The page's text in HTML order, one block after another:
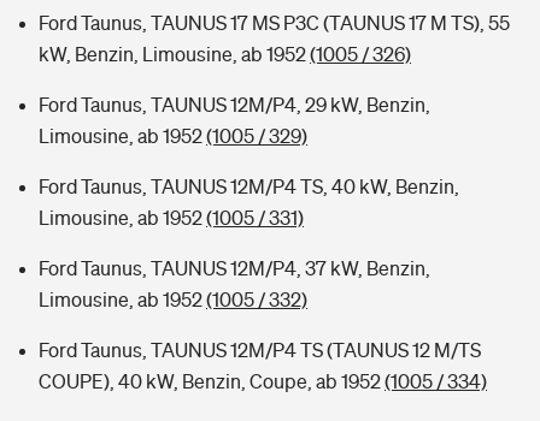
Ford Taunus, TAUNUS 17 MS P3C (TAUNUS 17 M TS), 55
kW, Benzin, Limousine, ab 1952(1005 / 326)
Ford Taunus, TAUNUS 12M/P4, 29 kW, Benzin,
Limousine, ab 1952(1005 / 329)
Ford Taunus, TAUNUS 12M/P4 TS, 40 kW, Benzin,
Limousine, ab 1952(1005 / 331)
Ford Taunus, TAUNUS 12M/P4, 37 kW, Benzin,
Limousine, ab 1952(1005 / 332)
Ford Taunus, TAUNUS 12M/P4 TS (TAUNUS 12 M/TS
COUPE), 40 kW, Benzin, Coupe, ab 1952(1005 / 334)